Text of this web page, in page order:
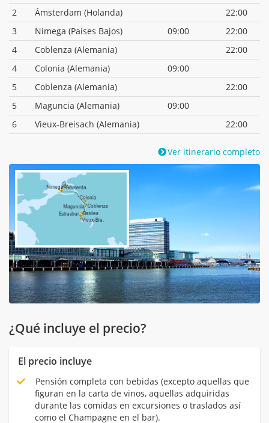
2
Ámsterdam (Holanda)
22:00
3
Nimega (Países Bajos) 09:00
22:00
4
Coblenza (Alemania)
22:00
4
Colonia (Alemania)
09:00
5
Coblenza (Alemania)
22:00
5
Maguncia (Alemania)
09:00
6
Vieux-Breisach (Alemania) 22:00
Ver itinerario completo
¿Qué incluye el precio?
El precio incluye
Pensión completa con bebidas (excepto aquellas que
figuran en la carta de vinos, aquellas adquiridas
durante las comidas en excursiones o traslados así
como el Champagne en el bar).